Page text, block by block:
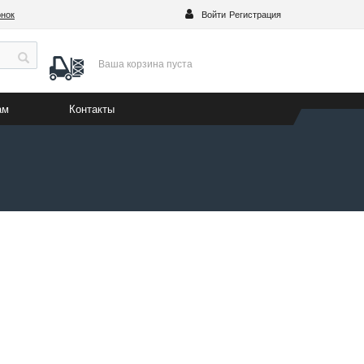
Войти Регистрация
Ваша корзина пуста
Контакты